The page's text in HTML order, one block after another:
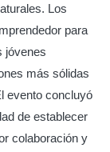
Los
para
jóvenes
más sólidas
evento concluyó
de establecer
colaboración y